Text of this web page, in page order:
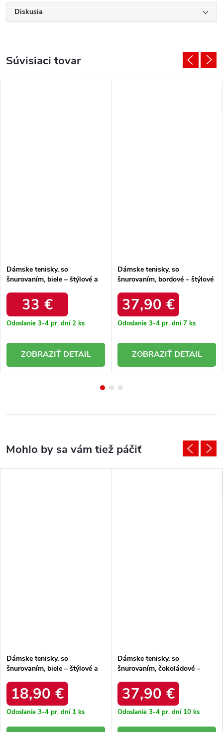
Diskusia
Súvisiaci tovar
Dámske tenisky, so
šnurovaním, biele – štýlové a
SAND/WHT
33 €
Odoslanie 3-4 pr. dní2 ks
DETAIL
Dámske tenisky, so
šnurovaním, bordové – štýlové
37,90 €
Odoslanie 3-4 pr. dní7 ks
DETAIL
Dámske tenisky, so
šnurovaním, biele – štýlové a
WHT/NAVY
18,90 €
Odoslanie 3-4 pr. dní 1 ks
Dámske tenisky, so
šnurovaním, čokoládové –
37,90 €
Odoslanie 3-4 pr. dní 10 ks